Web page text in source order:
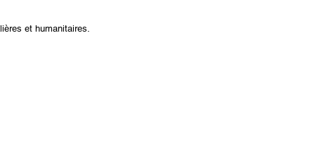
et humanitaires.​